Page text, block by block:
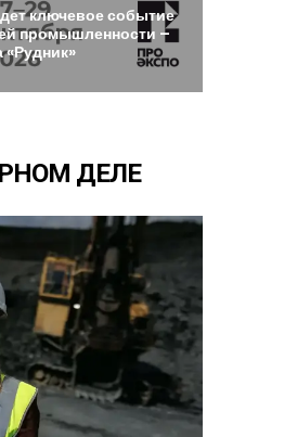
ключевоесобытие
промышленности –
«Рудник»
ДЕЛЕ